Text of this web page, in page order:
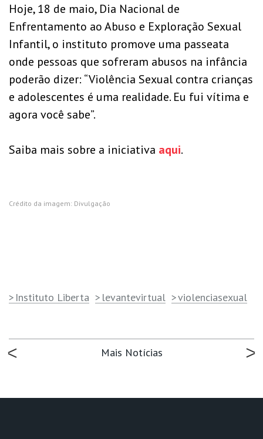
Hoje, 18 de maio, Dia Nacional de
Enfrentamento ao Abuso e Exploração Sexual
Infantil, o instituto promove uma passeata
onde pessoas que sofreram abusos na infância
poderão dizer: “Violência Sexual contra crianças
e adolescentes é uma realidade. Eu fui vítima e
agora você sabe”.
Saiba mais sobre a iniciativa aqui.
Crédito da imagem: Divulgação
Instituto Liberta levantevirtual violenciasexual
Mais Notícias